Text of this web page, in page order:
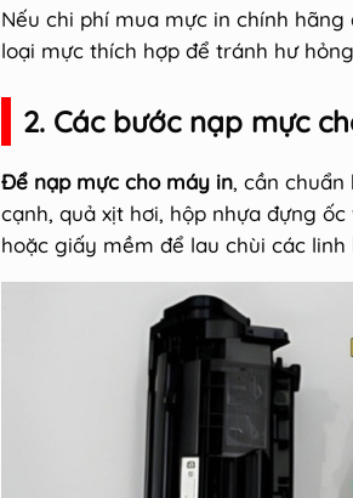
Nếu chi phí mua mực in chính
loại mực thích hợp để tránh hư
2. Các bước nạp mực
Để nạp mực cho máy in, cần
cạnh, quả xịt hơi, hộp nhựa đựng
hoặc giấy mềm để lau chùi các linh